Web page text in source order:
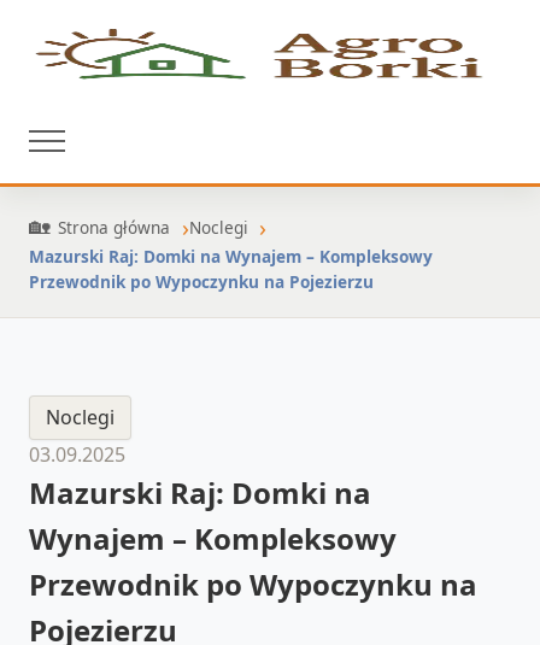
Strona główna
Noclegi
Mazurski Raj: Domki na Wynajem – Kompleksowy
Przewodnik po Wypoczynku na Pojezierzu
Noclegi
03.09.2025
Mazurski Raj: Domki na
Wynajem – Kompleksowy
Przewodnik po Wypoczynku na
Pojezierzu